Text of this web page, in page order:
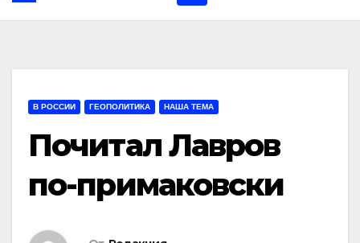
В РОССИИ ГЕОПОЛИТИКА НАША ТЕМА
Почитал Лавров
по-примаковски